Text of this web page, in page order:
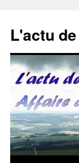
contenu
L'actu